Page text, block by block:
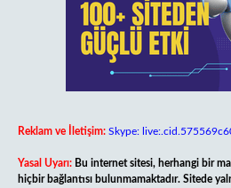
Reklam ve İletişim: Skype:
Yasal Uyarı: Bu internet sitesi, herhangi bir
hiçbir bağlantısı bulunmamaktadır. Sitede